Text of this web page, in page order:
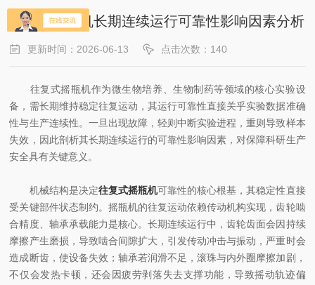
往复式摇瓶机长期连续运行可靠性影响因素分析
更新时间：2026-06-13 点击次数：140
往复式摇瓶机作为微生物培养、生物制药等领域的核心实验设
备，需长期维持稳定往复运动，其运行可靠性直接关乎实验数据准确
性与生产连续性。一旦出现故障，轻则中断实验进程，重则导致样本
失效，因此剖析其长期连续运行的可靠性影响因素，对保障科研生产
安全具有关键意义。
机械结构是决定往复式摇瓶机可靠性的核心根基，其稳定性直接
受关键部件状态制约。摇瓶机的往复运动依赖传动机构实现，齿轮啮
合精度、轴承承载能力是核心。长期连续运行中，齿轮齿面会因持续
摩擦产生磨损，导致啮合间隙扩大，引发传动冲击与振动，严重时会
造成断齿，使设备失效；轴承若润滑不足，滚珠与内外圈摩擦加剧，
不仅会发热卡顿，还会因疲劳剥落失去支撑功能，导致摇动轨迹偏